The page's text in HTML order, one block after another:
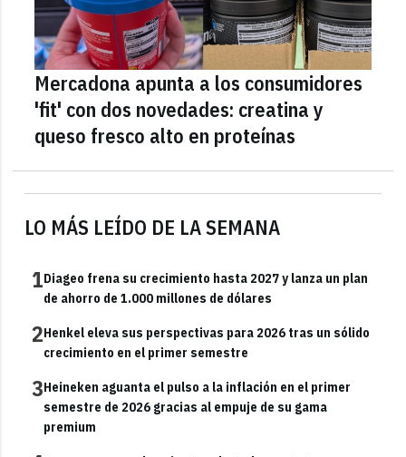
LO MÁS LEÍDO DE LA SEMANA
1Diageo frena su crecimiento hasta 2027 y lanza un plan
de ahorro de 1.000 millones de dólares
2Henkel eleva sus perspectivas para 2026 tras un sólido
crecimiento en el primer semestre
3Heineken aguanta el pulso a la inflación en el primer
semestre de 2026 gracias al empuje de su gama
premium
Mercadona apunta a los consumidores
'fit' con dos novedades: creatina y
queso fresco alto en proteínas